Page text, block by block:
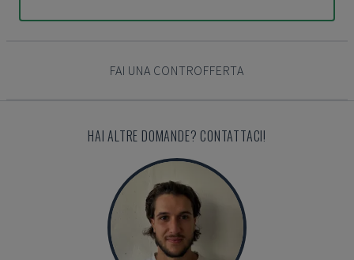
FAI UNA CONTROFFERTA
HAI ALTRE DOMANDE? CONTATTACI!